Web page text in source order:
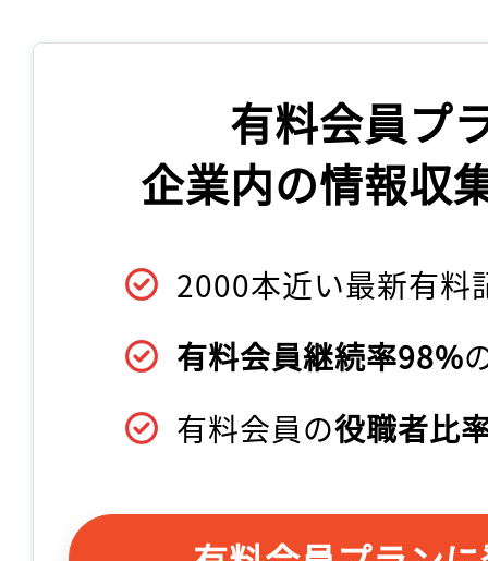
有料会員プ
企業内の情報収
2000本近い最新有料
有料会員継続率98%
有料会員の役職者比